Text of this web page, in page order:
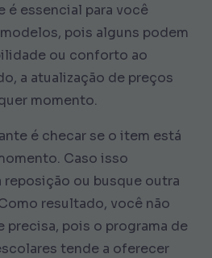
é essencial para você
pois alguns podem
ou conforto ao
a atualização de preços
momento.
é checar se o item está
Caso isso
reposição ou busque outra
resultado, você não
precisa, pois o programa de
tende a oferecer